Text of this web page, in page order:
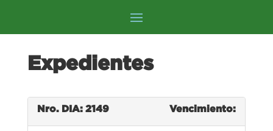
Expedientes
Nro. DIA: 2149 Vencimiento: